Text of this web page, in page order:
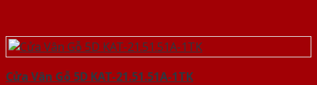
Cửa Vân Gỗ 5D KAT-21.51.51A-1TK